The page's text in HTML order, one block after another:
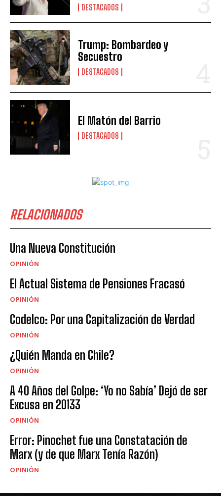
DESTACADOS
Trump: Bombardeo y
Secuestro
DESTACADOS
El Matón del Barrio
DESTACADOS
RELACIONADOS
Una Nueva Constitución
OPINIÓN
El Actual Sistema de Pensiones Fracasó
OPINIÓN
Codelco: Por una Capitalización de Verdad
OPINIÓN
¿Quién Manda en Chile?
OPINIÓN
A 40 Años del Golpe: ‘Yo no Sabía’ Dejó de ser
Excusa en 20133
OPINIÓN
Error: Pinochet fue una Constatación de
Marx (y de que Marx Tenía Razón)
OPINIÓN